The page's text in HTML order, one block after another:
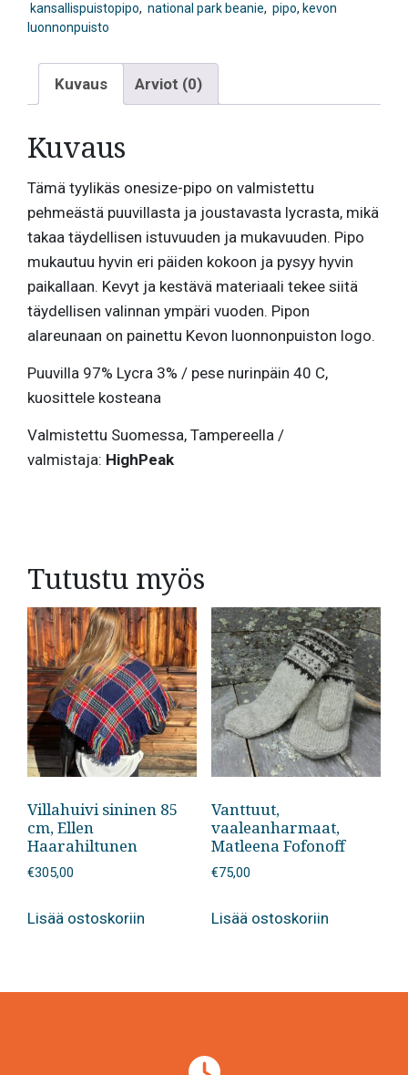
kansallispuistopipo, national park beanie, pipo, kevon
luonnonpuisto
Kuvaus Arviot (0)
Kuvaus
Tämä tyylikäs onesize-pipo on valmistettu
pehmeästä puuvillasta ja joustavasta lycrasta, mikä
takaa täydellisen istuvuuden ja mukavuuden. Pipo
mukautuu hyvin eri päiden kokoon ja pysyy hyvin
paikallaan. Kevyt ja kestävä materiaali tekee siitä
täydellisen valinnan ympäri vuoden. Pipon
alareunaan on painettu Kevon luonnonpuiston logo.
Puuvilla 97% Lycra 3% / pese nurinpäin 40 C,
kuosittele kosteana
Valmistettu Suomessa, Tampereella /
valmistaja: HighPeak
Tutustu myös
Villahuivi sininen 85
cm, Ellen
Haarahiltunen
€305,00
Lisää ostoskoriin
Vanttuut,
vaaleanharmaat,
Matleena Fofonoff
€75,00
Lisää ostoskoriin